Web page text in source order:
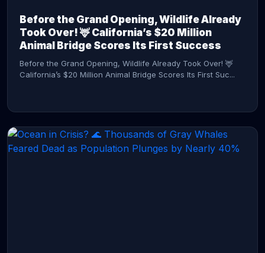
Before the Grand Opening, Wildlife Already
Took Over! 🦌 California’s $20 Million
Animal Bridge Scores Its First Success
Before the Grand Opening, Wildlife Already Took Over! 🦌
California’s $20 Million Animal Bridge Scores Its First Suc...